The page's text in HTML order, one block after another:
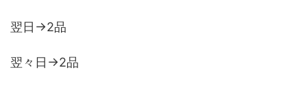
翌日→2品
翌々日→2品